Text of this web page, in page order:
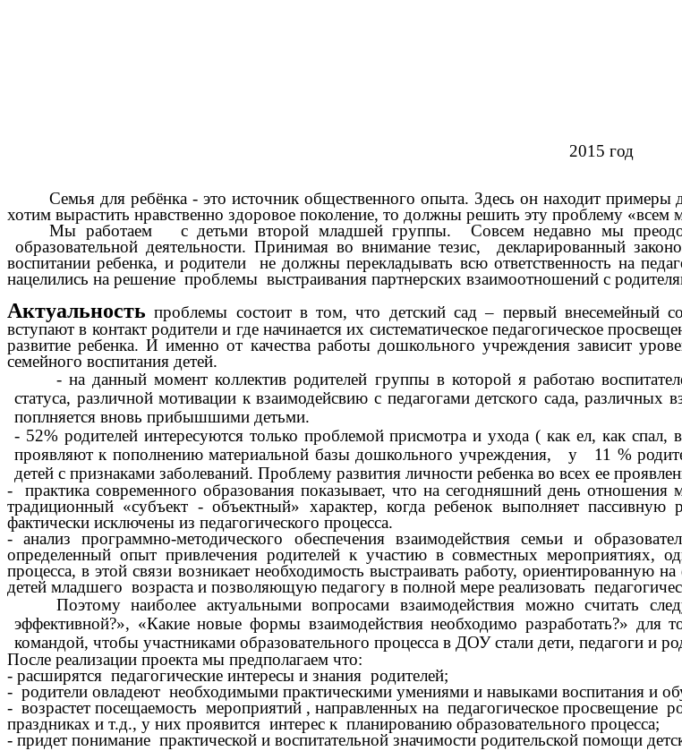
2015 год
Семья для ребёнка - это источник общественного опыта. Здесь он находит
хотим вырастить нравственно здоровое поколение, то должны решить эту проблему «всем
Мы работаем с детьми второй младшей группы. Совсем недавно мы
образовательной деятельности. Принимая во внимание тезис, декларированный
воспитании ребенка, и родители не должны перекладывать всю ответственность на
нацелились на решение проблемы выстраивания партнерских взаимоотношений с
Актуальность проблемы состоит в том, что детский сад – первый внесемейный
вступают в контакт родители и где начинается их систематическое педагогическое
развитие ребенка. И именно от качества работы дошкольного учреждения зависит
семейного воспитания детей.
- на данный момент коллектив родителей группы в которой я работаю
статуса, различной мотивации к взаимодейсвию с педагогами детского сада,
поплняется вновь прибышшими детьми.
- 52% родителей интересуются только проблемой присмотра и ухода ( как ел, как
проявляют к пополнению материальной базы дошкольного учреждения, у 11 %
детей с признаками заболеваний. Проблему развития личности ребенка во всех ее
- практика современного образования показывает, что на сегодняшний день
традиционный «субъект - объектный» характер, когда ребенок выполняет пассивную
фактически исключены из педагогического процесса.
- анализ программно-методического обеспечения взаимодействия семьи и
определенный опыт привлечения родителей к участию в совместных мероприятиях,
процесса, в этой связи возникает необходимость выстраивать работу, ориентированную
детей младшего возраста и позволяющую педагогу в полной мере реализовать
Поэтому наиболее актуальными вопросами взаимодействия можно считать
эффективной?», «Какие новые формы взаимодействия необходимо разработать?»
командой, чтобы участниками образовательного процесса в ДОУ стали дети, педагоги и
После реализации проекта мы предполагаем что:
- расширятся педагогические интересы и знания родителей;
- родители овладеют необходимыми практическими умениями и навыками воспитания и
- возрастет посещаемость мероприятий , направленных на педагогическое просвещение
праздниках и т.д., у них проявится интерес к планированию образовательного процесса;
- придет понимание практической и воспитательной значимости родительской помощи